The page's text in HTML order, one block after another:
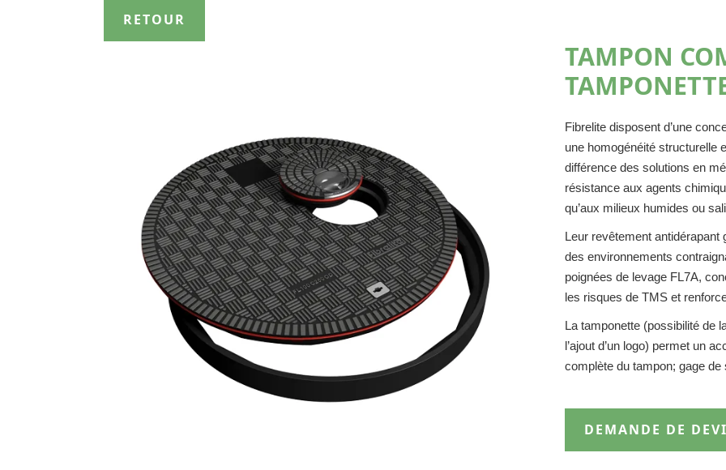
RETOUR
TAMPON
Fibrelite disposent d’une
une homogénéité structurelle
différence des solutions en
résistance aux agents
qu’aux milieux humides ou
Leur revêtement
des environnements
poignées de levage FL7A,
les risques de TMS et
La tamponette (possibilité de
l’ajout d’un logo) permet un
complète du tampon; gage
DEMANDE DE